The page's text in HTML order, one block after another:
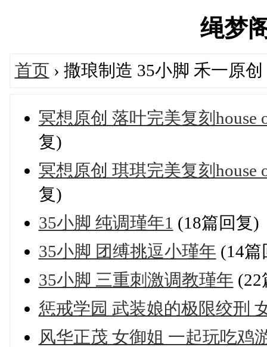
绳梦
首页 › 撒琅制造 35小脚 禾一原
冥想原创 落叶完美复刻
复)
冥想原创 琪琪完美复刻
复)
35小脚 纯调瑾年1 (18篇回复)
35小脚 团缚挑逗小瑾年 (14篇
35小脚 三重刺激调教瑾年 (22
惩戒学园 武装娘的极限绞刑
风华正茂 女御姐 一起玩吃鸡